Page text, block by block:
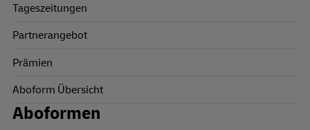
Tageszeitungen
Partnerangebot
Prämien
Aboform Übersicht
Aboformen